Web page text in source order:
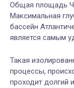
Общая площадь
Максимальная
бассейн
является самым
Такая
процессы,
проходит долгий